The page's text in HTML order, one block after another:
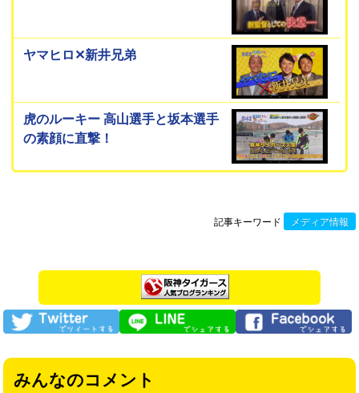
ヤマヒロ✕新井兄弟
虎のルーキー 高山選手と坂本選手
の素顔に直撃！
記事キーワード メディア情報
みんなのコメント